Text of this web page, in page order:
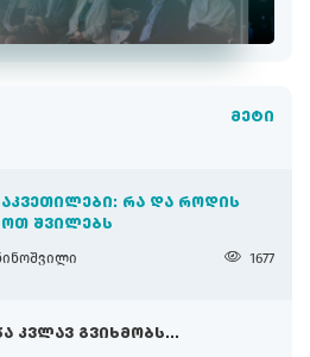
მეტი
ᲠᲐ ᲓᲐ ᲠᲝᲓᲘᲡ
ᲨᲕᲘᲚᲔᲑᲡ
1677
ᲙᲕᲚᲐᲕ ᲒᲕᲘᲮᲛᲝᲑᲡ...